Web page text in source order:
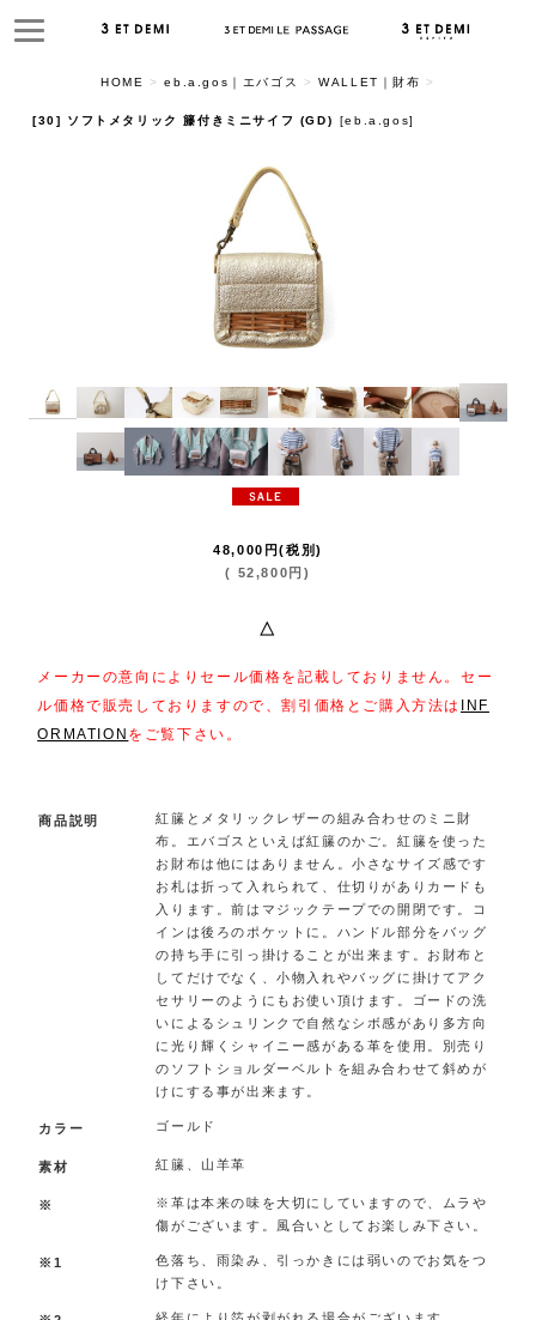
HOME > eb.a.gos｜エバゴス > WALLET｜財布 >
[30] ソフトメタリック 籐付きミニサイフ (GD) [eb.a.gos]
48,000 円(税別)
( 52,800 円 )
△
メーカーの意向によりセール価格を記載しておりません。セー
ル価格で販売しておりますので、割引価格とご購入方法は
INF
ORMATION をご覧下さい。
商品説明
紅籘とメタリックレザーの組み合わせのミニ財
布。エバゴスといえば紅籘のかご。紅籘を使った
お財布は他にはありません。小さなサイズ感です
お札は折って入れられて、仕切りがありカードも
入ります。前はマジックテープでの開閉です。コ
インは後ろのポケットに。ハンドル部分をバッグ
の持ち手に引っ掛けることが出来ます。お財布と
してだけでなく、小物入れやバッグに掛けてアク
セサリーのようにもお使い頂けます。ゴードの洗
いによるシュリンクで自然なシボ感があり多方向
に光り輝くシャイニー感がある革を使用。別売り
のソフトショルダーベルトを組み合わせて斜めが
けにする事が出来ます。
カラー ゴールド
素材 紅籘、山羊革
※
※革は本来の味を大切にしていますので、ムラや
傷がございます。風合いとしてお楽しみ下さい。
※1
色落ち、雨染み、引っかきには弱いのでお気をつ
け下さい。